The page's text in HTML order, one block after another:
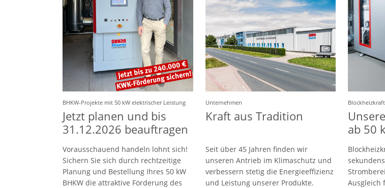
BHKW-Projekte mit 50 kW elektrischer Leistung
Jetzt planen und bis
31.12.2026 beauftragen
Vorausschauend handeln lohnt sich!
Sichern Sie sich durch rechtzeitige
Planung und Bestellung Ihres 50 kW
BHKW die attraktive Förderung des
Unternehmen
Kraft aus Tradition
Seit über 45 Jahren finden wir
unseren Antrieb im Klimaschutz und
verbessern stetig die Energieeffizienz
und Leistung unserer Produkte.
ab 50
Ausgleich